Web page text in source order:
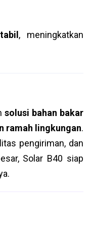
, meningkatkan
solusi bahan bakar
ramah lingkungan.
pengiriman, dan
Solar B40 siap